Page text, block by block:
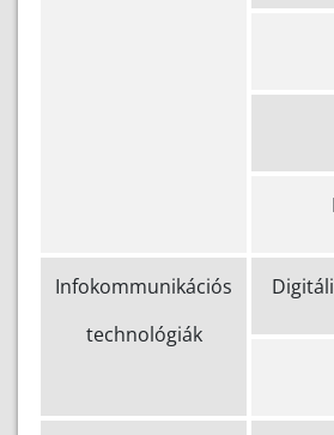
Infokommunikációs
technológiák